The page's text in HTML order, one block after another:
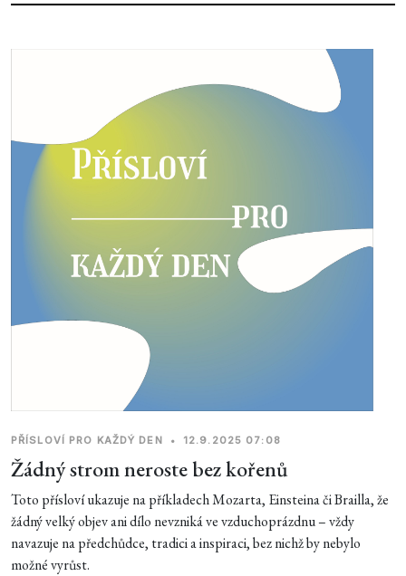
PŘÍSLOVÍ PRO KAŽDÝ DEN • 12.9.2025 07:08
Žádný strom neroste bez kořenů
Toto přísloví ukazuje na příkladech Mozarta, Einsteina či Brailla, že
žádný velký objev ani dílo nevzniká ve vzduchoprázdnu – vždy
navazuje na předchůdce, tradici a inspiraci, bez nichž by nebylo
možné vyrůst.